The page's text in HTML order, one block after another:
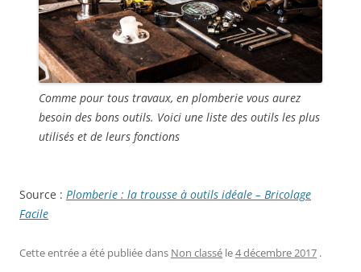
Comme pour tous travaux, en plomberie vous aurez
besoin des bons outils. Voici une liste des outils les plus
utilisés et de leurs fonctions
Source : Plomberie : la trousse à outils idéale – Bricolage
Facile
Cette entrée a été publiée dans Non classé le4 décembre 2017 .